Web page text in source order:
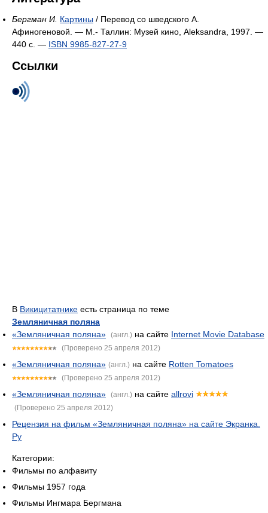
Бергман И. Картины / Перевод со шведского А.
Афиногеновой. — М.- Таллин: Музей кино, Aleksandra, 1997. —
440 с. — ISBN 9985-827-27-9
Ссылки
В Викицитатнике есть страница по теме
Земляничная поляна
«Земляничная поляна» (англ.) на сайте Internet Movie Database
(Проверено 25 апреля 2012)
«Земляничная поляна» (англ.) на сайте Rotten Tomatoes
(Проверено 25 апреля 2012)
«Земляничная поляна» (англ.) на сайте allrovi
(Проверено 25 апреля 2012)
Рецензия на фильм «Земляничная поляна» на сайте Экранка.
Ру
Категории:
Фильмы по алфавиту
Фильмы 1957 года
Фильмы Ингмара Бергмана